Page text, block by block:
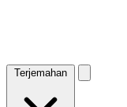
Terjemahan